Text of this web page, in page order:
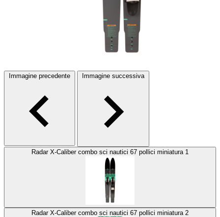
Immagine precedente Immagine successiva
Radar X-Caliber combo sci nautici 67 pollici miniatura 1
Radar X-Caliber combo sci nautici 67 pollici miniatura 2